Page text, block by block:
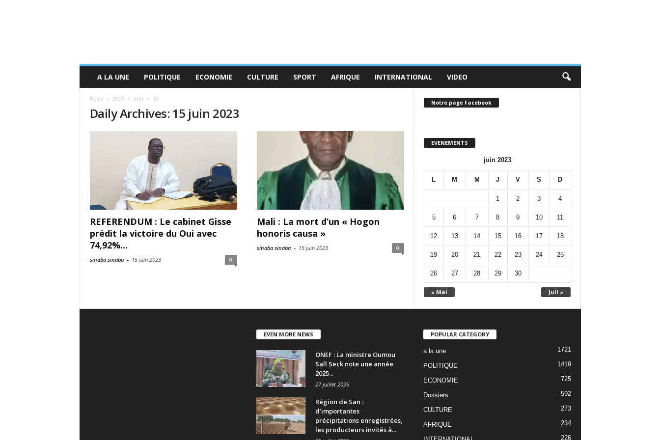
A LA UNE POLITIQUE ECONOMIE CULTURE SPORT AFRIQUE INTERNATIONAL VIDEO
Home 2023 juin 15
Daily Archives: 15 juin 2023
REFERENDUM : Le cabinet Gisse
prédit la victoire du Oui avec
74,92%...
sinaba sinaba - 15 juin 2023 0
Mali : La mort d’un « Hogon
honoris causa »
sinaba sinaba - 15 juin 2023 0
Notre page Facebook
EVENEMENTS
juin 2023
L M M J V S D
« Mai Juil »
1 2 3 4
5 6 7 8 9 10 11
12 13 14 15 16 17 18
19 20 21 22 23 24 25
26 27 28 29 30
EVEN MORE NEWS
ONEF : La ministre Oumou
Sall Seck note une année
2025...
27 juillet 2026
Région de San :
d’importantes
précipitations enregistrées,
les producteurs invités à...
POPULAR CATEGORY
a la une 1721
POLITIQUE 1419
ECONOMIE 725
Dossiers 592
CULTURE 273
AFRIQUE 234
226